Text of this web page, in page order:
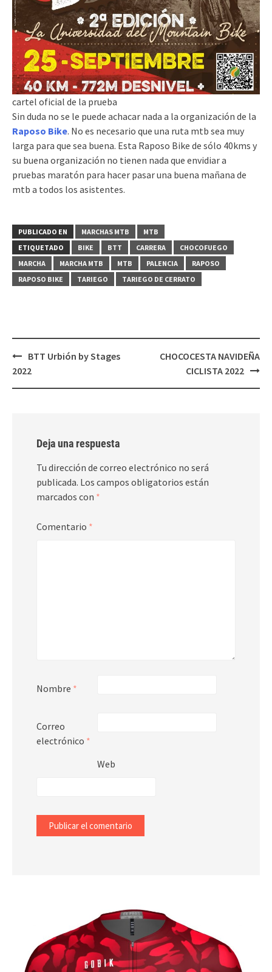
cartel oficial de la prueba
Sin duda no se le puede achacar nada a la organización de la
Raposo Bike. No es necesario que una ruta mtb sea muy
larga para que sea buena. Esta Raposo Bike de sólo 40kms y
su buena organización no tienen nada que envidiar a
pruebas maratón para hacer pasar una buena mañana de
mtb a todos los asistentes.
PUBLICADO EN MARCHAS MTB
MTB
ETIQUETADO
BIKE BTT CARRERA
CHOCOFUEGO
MARCHA
MARCHA MTB MTB PALENCIA
RAPOSO
RAPOSO BIKE
TARIEGO TARIEGO DE CERRATO
Navegación
de
BTT Urbión by Stages
2022
CHOCOCESTA NAVIDEÑA
CICLISTA 2022
Deja una respuesta
Tu dirección de correo electrónico no será
publicada. Los campos obligatorios están
marcados con *
Comentario *
Nombre *
Correo
electrónico *
Web